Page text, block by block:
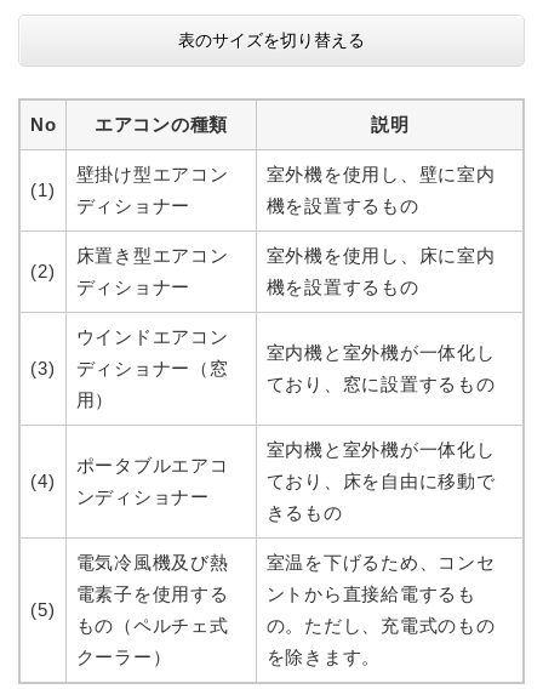
表のサイズを切り替える
No エアコンの種類 説明
(1)
壁掛け型エアコン
ディショナー
室外機を使用し、壁に室内
機を設置するもの
(2)
床置き型エアコン
ディショナー
室外機を使用し、床に室内
機を設置するもの
(3)
ウインドエアコン
ディショナー（窓
用）
室内機と室外機が一体化し
ており、窓に設置するもの
(4)
ポータブルエアコ
ンディショナー
室内機と室外機が一体化し
ており、床を自由に移動で
きるもの
(5)
電気冷風機及び熱
電素子を使用する
もの（ペルチェ式
クーラー）
室温を下げるため、コンセ
ントから直接給電するも
の。ただし、充電式のもの
を除きます。